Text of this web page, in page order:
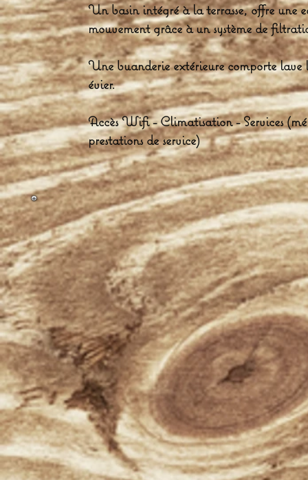
Un basin intégré à la terrasse, offre une
mouvement grâce à un système de
Une buanderie extérieure comporte lave
évier.
Accès Wifi - Climatisation - Services
prestations de service)